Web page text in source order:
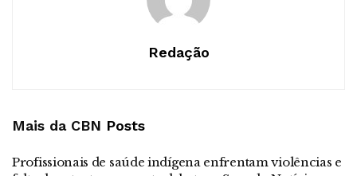
Redação
Mais da CBN Posts
Profissionais de saúde indígena enfrentam violências e